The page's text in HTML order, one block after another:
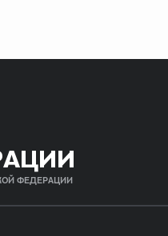
ФЕДЕРАЦИИ